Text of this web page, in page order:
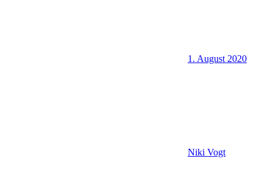
1. August 2020
Niki Vogt